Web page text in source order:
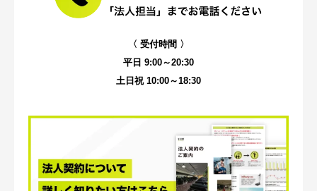
〈 受付時間 〉
平日 9:00～20:30
土日祝 10:00～18:30